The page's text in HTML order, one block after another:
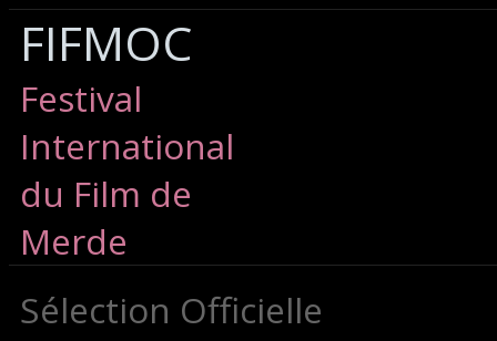
FIFMOC
Festival
International
du Film de
Merde
Sélection Officielle